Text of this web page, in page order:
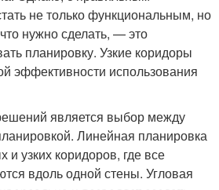
не только функциональным, но
нужно сделать, — это
планировку. Узкие коридоры
эффективности использования
является выбор между
Линейная планировка
и узких коридоров, где все
вдоль одной стены. Угловая